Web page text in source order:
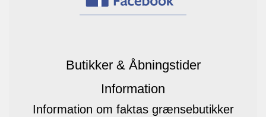
Butikker & Åbningstider
Information
Information om faktas grænsebutikker